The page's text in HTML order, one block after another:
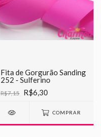
Fita de Gorgurão Sanding
252 - Sulferino
R$7,15 R$6,30
COMPRAR